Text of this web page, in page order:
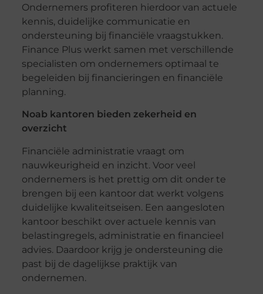
Ondernemers profiteren hierdoor van actuele
kennis, duidelijke communicatie en
ondersteuning bij financiële vraagstukken.
Finance Plus werkt samen met verschillende
specialisten om ondernemers optimaal te
begeleiden bij financieringen en financiële
planning.
Noab kantoren bieden zekerheid en
overzicht
Financiële administratie vraagt om
nauwkeurigheid en inzicht. Voor veel
ondernemers is het prettig om dit onder te
brengen bij een kantoor dat werkt volgens
duidelijke kwaliteitseisen. Een aangesloten
kantoor beschikt over actuele kennis van
belastingregels, administratie en financieel
advies. Daardoor krijg je ondersteuning die
past bij de dagelijkse praktijk van
ondernemen.